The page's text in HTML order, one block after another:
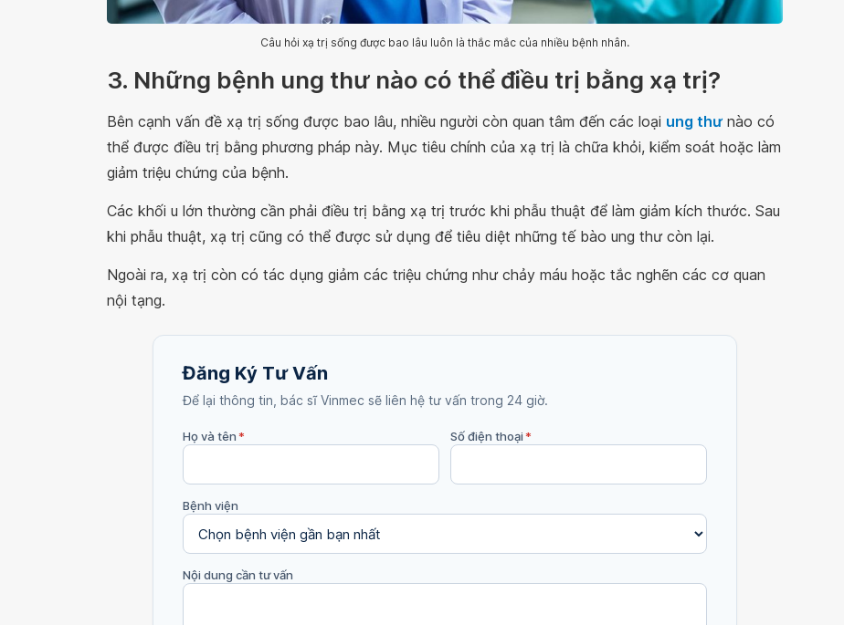
Câu hỏi xạ trị sống được bao lâu luôn là thắc mắc của nhiều bệnh nhân.
3. Những bệnh ung thư nào có thể điều trị bằng xạ trị?
Bên cạnh vấn đề xạ trị sống được bao lâu, nhiều người còn quan tâm đến các loại ung thư nào có
thể được điều trị bằng phương pháp này. Mục tiêu chính của xạ trị là chữa khỏi, kiểm soát hoặc làm
giảm triệu chứng của bệnh.
Các khối u lớn thường cần phải điều trị bằng xạ trị trước khi phẫu thuật để làm giảm kích thước. Sau
khi phẫu thuật, xạ trị cũng có thể được sử dụng để tiêu diệt những tế bào ung thư còn lại.
Ngoài ra, xạ trị còn có tác dụng giảm các triệu chứng như chảy máu hoặc tắc nghẽn các cơ quan
nội tạng.
Đăng Ký Tư Vấn
Để lại thông tin, bác sĩ Vinmec sẽ liên hệ tư vấn trong 24 giờ.
Họ và tên* Số điện thoại*
Bệnh viện
Nội dung cần tư vấn